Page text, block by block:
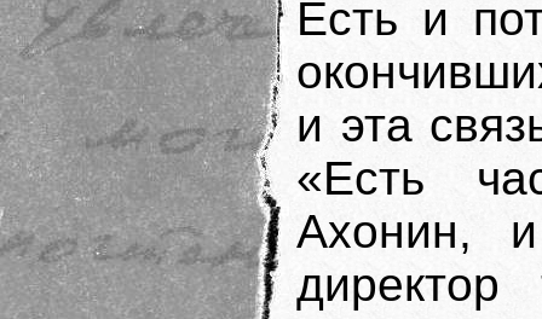
Есть и
и эта
«Есть
Ахонин,